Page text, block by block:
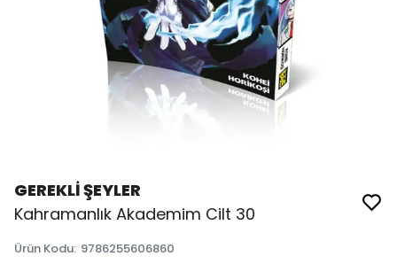
GEREKLİ ŞEYLER
Kahramanlık Akademim Cilt 30
Ürün Kodu: 9786255606860